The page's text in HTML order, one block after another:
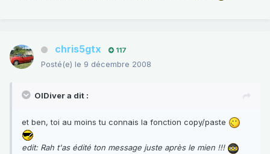
chris5gtx 117
Posté(e) le 9 décembre 2008
OlDiver a dit :
et ben, toi au moins tu connais la fonction copy/paste
edit: Rah t'as édité ton message juste après le mien !!!